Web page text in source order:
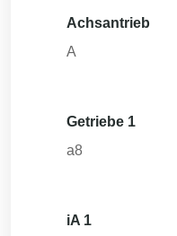
Achsantrieb
A
Getriebe 1
a8
iA 1